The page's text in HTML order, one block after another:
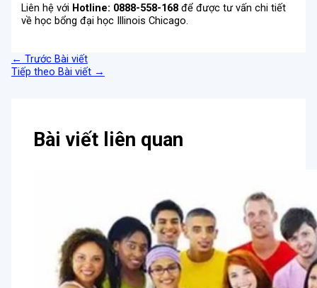
Liên hệ với Hotline: 0888-558-168 để được tư vấn chi tiết
về học bổng đại học Illinois Chicago.
← Trước Bài viết
Tiếp theo Bài viết →
Bài viết liên quan